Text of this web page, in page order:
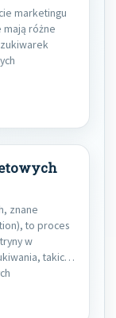
marketingu
różne
znane
to proces
w
takich